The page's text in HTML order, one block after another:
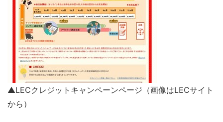
▲LECクレジットキャンペーンページ（画像はLECサイト
から）